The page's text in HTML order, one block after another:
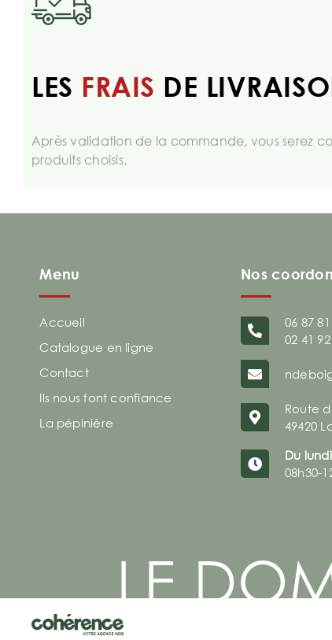
LES FRAIS DE
Après validation de la commande, vous serez
produits choisis.
Menu
Accueil
Catalogue en ligne
Contact
Ils nous font confiance
La pépinière
Nos
06 87
02 41
Route
49420
Du
08h30-
LE